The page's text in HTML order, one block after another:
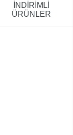
İNDİRİMLİ
ÜRÜNLER